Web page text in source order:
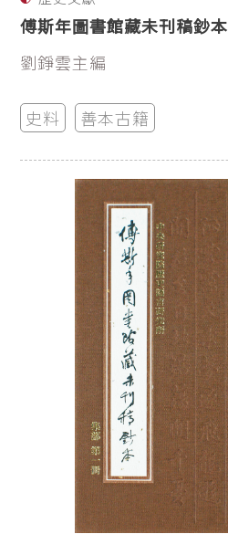
傅斯年圖書館藏未刊稿鈔
劉錚雲主編
史料 善本古籍